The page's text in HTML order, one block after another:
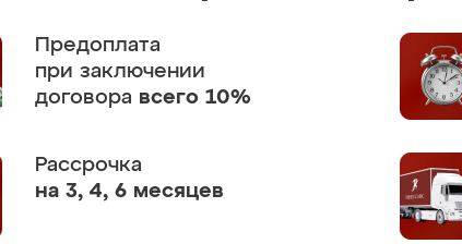
Предоплата
при заключении
договора всего 10%
Рассрочка
на 3, 4, 6 месяцев